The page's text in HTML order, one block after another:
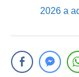
2026 a